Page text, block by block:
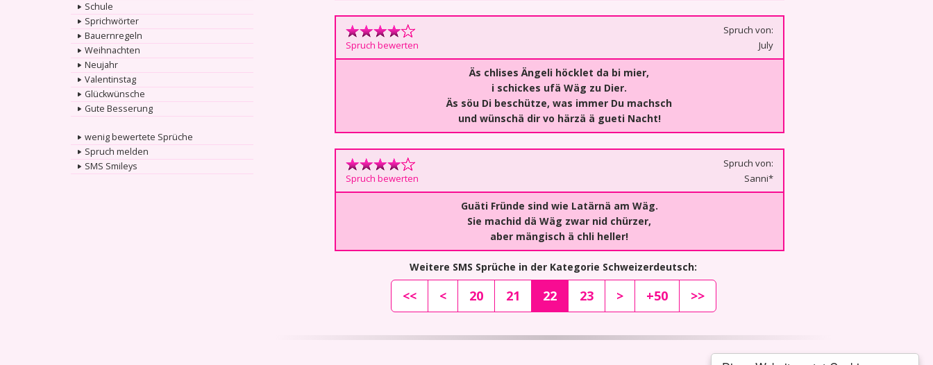
Schule
Sprichwörter
Bauernregeln
Weihnachten
Neujahr
Valentinstag
Glückwünsche
Gute Besserung
wenig bewertete Sprüche
Spruch melden
SMS Smileys
Spruch bewerten
Spruch von:
July
Äs chlises Ängeli höcklet da bi mier,
i schickes ufä Wäg zu Dier.
Äs söu Di beschütze, was immer Du machsch
und wünschä dir vo härzä ä gueti Nacht!
Spruch bewerten
Spruch von:
Sanni*
Guäti Fründe sind wie Latärnä am Wäg.
Sie machid dä Wäg zwar nid chürzer,
aber mängisch ä chli heller!
Weitere SMS Sprüche in der Kategorie Schweizerdeutsch:
<< < 20 21 22 23 > +50 >>